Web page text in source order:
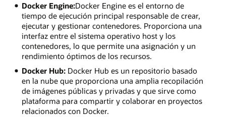
Docker Engine:Docker Engine es el entorno de
tiempo de ejecución principal responsable de crear,
ejecutar y gestionar contenedores. Proporciona una
interfaz entre el sistema operativo host y los
contenedores, lo que permite una asignación y un
rendimiento óptimos de los recursos.
Docker Hub:Docker Hub es un repositorio basado
en la nube que proporciona una amplia recopilación
de imágenes públicas y privadas y que sirve como
plataforma para compartir y colaborar en proyectos
relacionados con Docker.